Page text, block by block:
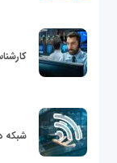
شبکه